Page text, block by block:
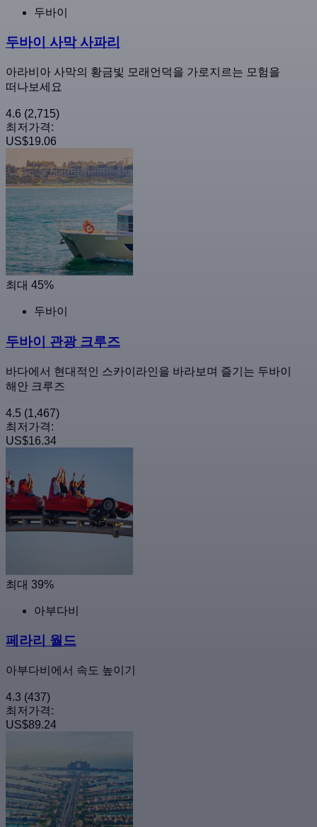
두바이
두바이 사막 사파리
아라비아 사막의 황금빛 모래언덕을 가로지르는 모험을
떠나보세요
4.6 (2,715)
최저가격:
US$19.06
최대 45%
두바이
두바이 관광 크루즈
바다에서 현대적인 스카이라인을 바라보며 즐기는 두바이
해안 크루즈
4.5 (1,467)
최저가격:
US$16.34
최대 39%
아부다비
페라리 월드
아부다비에서 속도 높이기
4.3 (437)
최저가격:
US$89.24